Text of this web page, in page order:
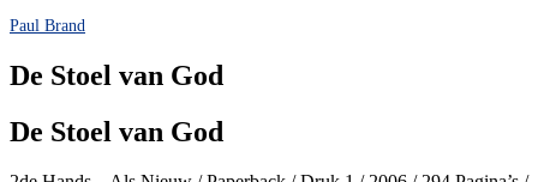
Paul Brand
De Stoel van God
De Stoel van God